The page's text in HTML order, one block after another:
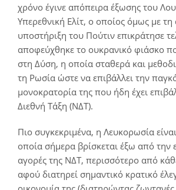
χρόνο έγινε απόπειρα έξωσης του
Υπερεθνική Ελίτ, ο οποίος όμως με
υποστήριξη του Πούτιν επικράτησε
αποφεύχθηκε το ουκρανικό φιάσκο
στη Δύση, η οποία σταθερά και
τη Ρωσία ώστε να επιβάλλει την
μονοκρατορία της που ήδη έχει
Διεθνή Τάξη (ΝΔΤ).
Πιο συγκεκριμένα, η Λευκορωσία
οποία σήμερα βρίσκεται έξω από την
αγορές της ΝΔΤ, περισσότερο από
αφού διατηρεί σημαντικό κρατικό